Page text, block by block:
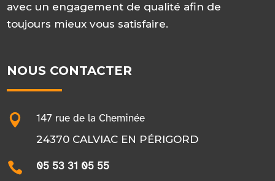
avec un engagement de qualité afin de
toujours mieux vous satisfaire.
NOUS CONTACTER
 147 rue de la Cheminée
24370 CALVIAC EN PÉRIGORD
 05 53 31 05 55